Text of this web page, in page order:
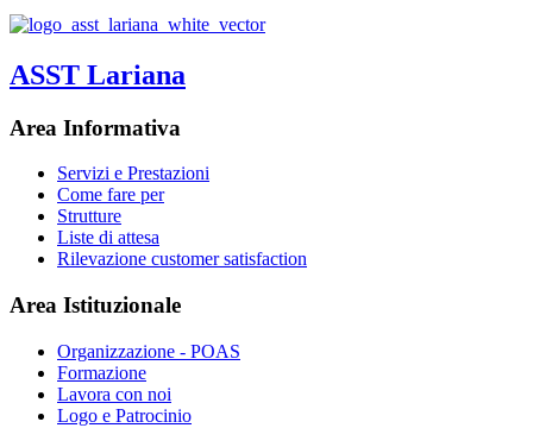
ASST Lariana
Area Informativa
Servizi e Prestazioni
Come fare per
Strutture
Liste di attesa
Rilevazione customer satisfaction
Area Istituzionale
Organizzazione - POAS
Formazione
Lavora con noi
Logo e Patrocinio